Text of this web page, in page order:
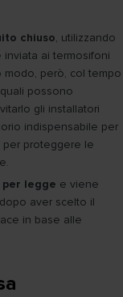
chiuso, utilizzando
ai termosifoni
però, col tempo
possono
gli installatori
indispensabile per
per proteggere le
legge e viene
aver scelto il
in base alle